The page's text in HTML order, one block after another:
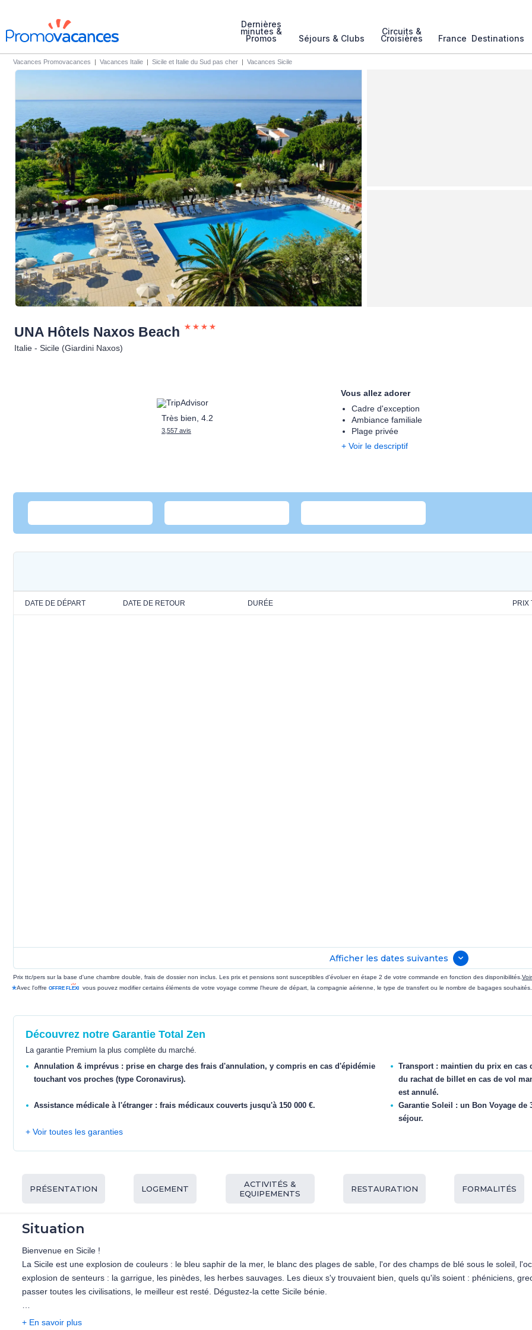
Dernières
minutes &
Promos Séjours & Clubs
Circuits &
Croisières France Destinations
Vacances Promovacances | Vacances Italie | Sicile et Italie du Sud pas cher | Vacances Sicile
UNA Hôtels Naxos Beach
Italie - Sicile (Giardini Naxos)
Très bien, 4.2
3,557 avis
Vous allez adorer
Cadre d'exception
Ambiance familiale
Plage privée
+ Voir le descriptif
DATE DE DÉPART DATE DE RETOUR DURÉE
Afficher les dates suivantes
Prix ttc/pers sur la base d'une chambre double, frais de dossier non inclus. Les prix et pensions sont susceptibles d'évoluer en étape 2 de votre commande en fonction des disponibilités.
*Avec l'offre vous pouvez modifier certains éléments de votre voyage comme l'heure de départ, la compagnie aérienne, le type de transfert ou le nombre de bagages souhaités.
Découvrez notre Garantie Total Zen
La garantie Premium la plus complète du marché.
Annulation & imprévus : prise en charge des frais d'annulation, y compris en cas d'épidémie
touchant vos proches (type Coronavirus).
Transport : maintien du prix en cas
du rachat de billet en cas de vol
est annulé.
Assistance médicale à l'étranger : frais médicaux couverts jusqu'à 150 000 €.
Garantie Soleil : un Bon Voyage de
séjour.
+ Voir toutes les garanties
PRÉSENTATION LOGEMENT
ACTIVITÉS &
EQUIPEMENTS
RESTAURATION FORMALITÉS
Situation
Bienvenue en Sicile !
La Sicile est une explosion de couleurs : le bleu saphir de la mer, le blanc des plages de sable, l'or des champs de blé sous le soleil,
explosion de senteurs : la garrigue, les pinèdes, les herbes sauvages. Les dieux s'y trouvaient bien, quels qu'ils soient : phéniciens,
passer toutes les civilisations, le meilleur est resté. Dégustez-la cette Sicile bénie.
Giardini-Naxos, au cœur de la province de Messine, déploie une baie splendide où le bleu saphir de la mer caresse de longues plages
+ En savoir plus